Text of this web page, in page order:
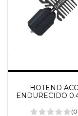
HOTEND
ENDURECIDO